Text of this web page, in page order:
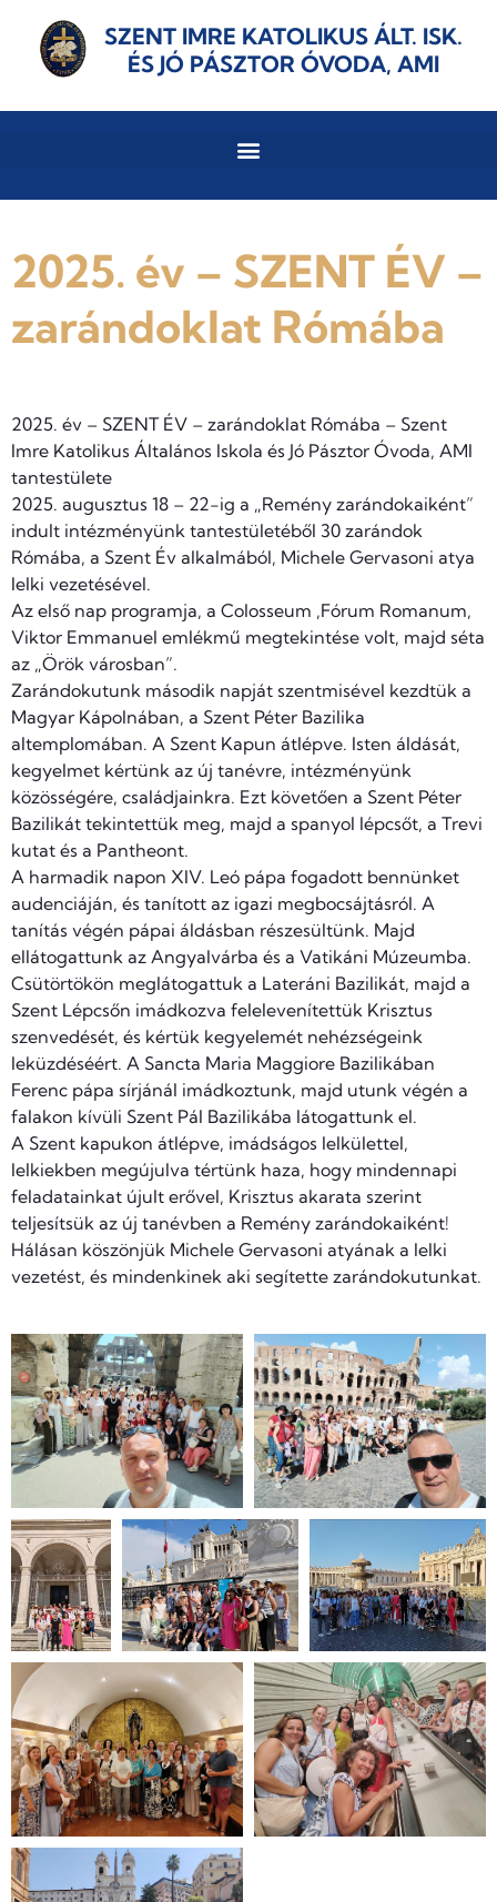
SZENT IMRE KATOLIKUS ÁLT. ISK.
ÉS JÓ PÁSZTOR ÓVODA, AMI
2025. év – SZENT ÉV –
zarándoklat Rómába
2025. év – SZENT ÉV – zarándoklat Rómába – Szent
Imre Katolikus Általános Iskola és Jó Pásztor Óvoda, AMI
tantestülete
2025. augusztus 18 – 22-ig a „Remény zarándokaiként”
indult intézményünk tantestületéből 30 zarándok
Rómába, a Szent Év alkalmából, Michele Gervasoni atya
lelki vezetésével.
Az első nap programja, a Colosseum ,Fórum Romanum,
Viktor Emmanuel emlékmű megtekintése volt, majd séta
az „Örök városban”.
Zarándokutunk második napját szentmisével kezdtük a
Magyar Kápolnában, a Szent Péter Bazilika
altemplomában. A Szent Kapun átlépve. Isten áldását,
kegyelmet kértünk az új tanévre, intézményünk
közösségére, családjainkra. Ezt követően a Szent Péter
Bazilikát tekintettük meg, majd a spanyol lépcsőt, a Trevi
kutat és a Pantheont.
A harmadik napon XIV. Leó pápa fogadott bennünket
audenciáján, és tanított az igazi megbocsájtásról. A
tanítás végén pápai áldásban részesültünk. Majd
ellátogattunk az Angyalvárba és a Vatikáni Múzeumba.
Csütörtökön meglátogattuk a Lateráni Bazilikát, majd a
Szent Lépcsőn imádkozva felelevenítettük Krisztus
szenvedését, és kértük kegyelemét nehézségeink
leküzdéséért. A Sancta Maria Maggiore Bazilikában
Ferenc pápa sírjánál imádkoztunk, majd utunk végén a
falakon kívüli Szent Pál Bazilikába látogattunk el.
A Szent kapukon átlépve, imádságos lelkülettel,
lelkiekben megújulva tértünk haza, hogy mindennapi
feladatainkat újult erővel, Krisztus akarata szerint
teljesítsük az új tanévben a Remény zarándokaiként!
Hálásan köszönjük Michele Gervasoni atyának a lelki
vezetést, és mindenkinek aki segítette zarándokutunkat.